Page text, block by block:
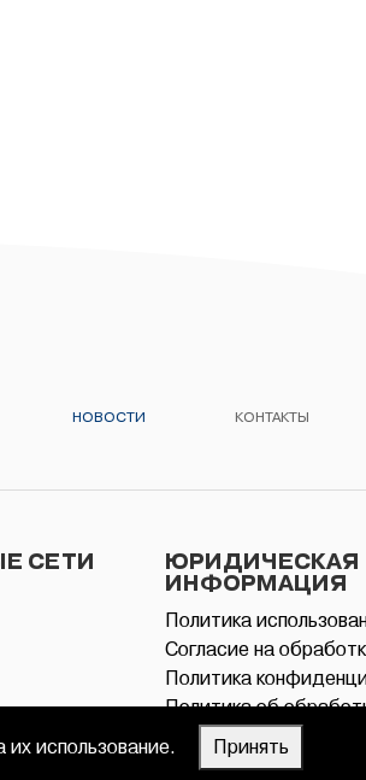
НОВОСТИ КОНТАКТЫ
СЕТИ ЮРИДИЧЕСКАЯ
ИНФОРМАЦИЯ
Политика
Согласие на
Политика
Политика об
использование.
Принять